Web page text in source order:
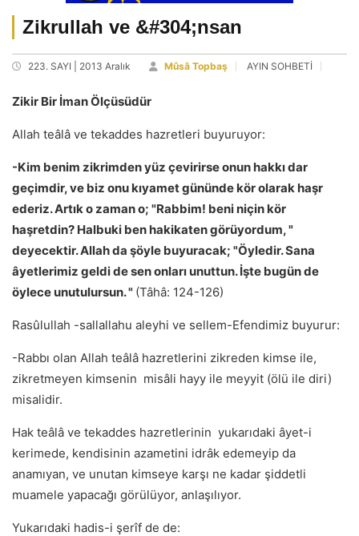
Zikrullah ve &#304;nsan
223. SAYI | 2013 Aralık Mûsâ Topbaş AYIN SOHBETİ
Zikir Bir İman Ölçüsüdür
Allah teâlâ ve tekaddes hazretleri buyuruyor:
-Kim benim zikrimden yüz çevirirse onun hakkı dar
geçimdir, ve biz onu kıyamet gününde kör olarak haşr
ederiz. Artık o zaman o; "Rabbim! beni niçin kör
haşretdin? Halbuki ben hakikaten görüyordum, "
deyecektir. Allah da şöyle buyuracak; "Öyledir. Sana
âyetlerimiz geldi de sen onları unuttun. İşte bugün de
öylece unutulursun. " (Tâhâ: 124-126)
Rasûlullah -sallallahu aleyhi ve sellem-Efendimiz buyurur:
-Rabbı olan Allah teâlâ hazretlerini zikreden kimse ile,
zikretmeyen kimsenin misâli hayy ile meyyit (ölü ile diri)
misalidir.
Hak teâlâ ve tekaddes hazretlerinin yukarıdaki âyet-i
kerimede, kendisinin azametini idrâk edemeyip da
anamıyan, ve unutan kimseye karşı ne kadar şiddetli
muamele yapacağı görülüyor, anlaşılıyor.
Yukarıdaki hadis-i şerîf de de: